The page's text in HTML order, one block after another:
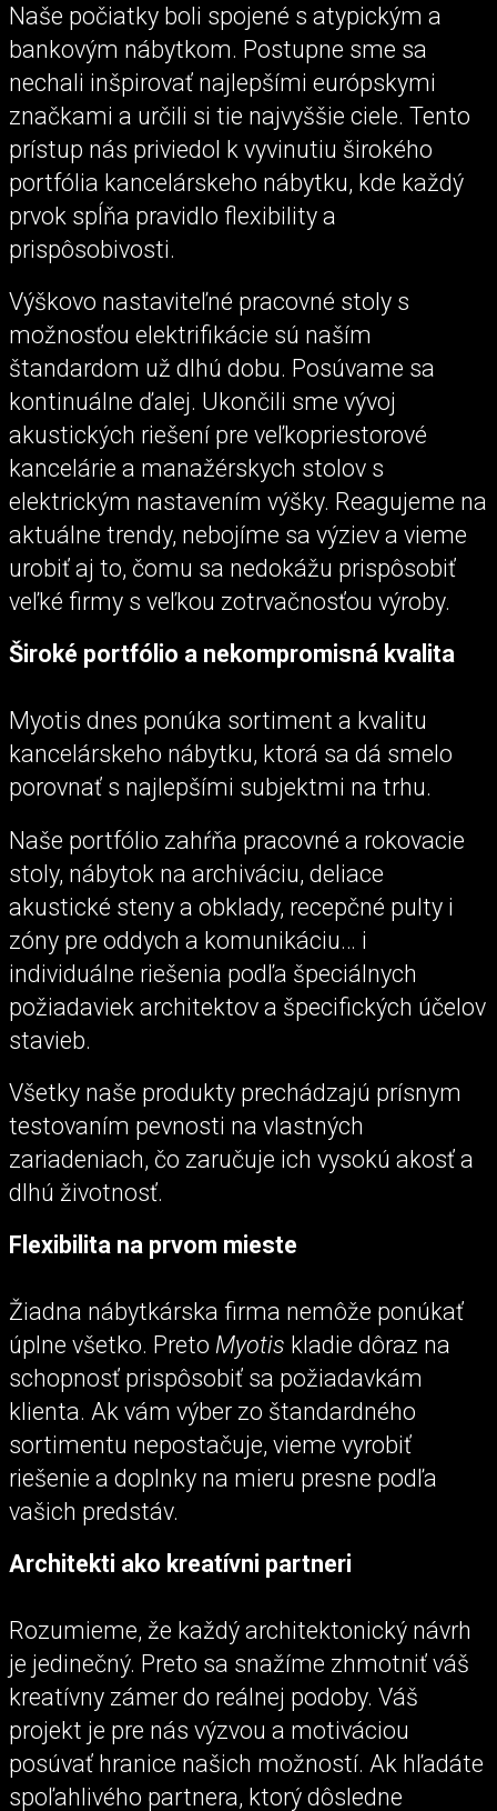
Naše počiatky boli spojené s atypickým a
bankovým nábytkom. Postupne sme sa
nechali inšpirovať najlepšími európskymi
značkami a určili si tie najvyššie ciele. Tento
prístup nás priviedol k vyvinutiu širokého
portfólia kancelárskeho nábytku, kde každý
prvok spĺňa pravidlo flexibility a
prispôsobivosti.
Výškovo nastaviteľné pracovné stoly s
možnosťou elektrifikácie sú naším
štandardom už dlhú dobu. Posúvame sa
kontinuálne ďalej. Ukončili sme vývoj
akustických riešení pre veľkopriestorové
kancelárie a manažérskych stolov s
elektrickým nastavením výšky. Reagujeme na
aktuálne trendy, nebojíme sa výziev a vieme
urobiť aj to, čomu sa nedokážu prispôsobiť
veľké firmy s veľkou zotrvačnosťou výroby.
Široké portfólio a nekompromisná kvalita
Myotis dnes ponúka sortiment a kvalitu
kancelárskeho nábytku, ktorá sa dá smelo
porovnať s najlepšími subjektmi na trhu.
Naše portfólio zahŕňa pracovné a rokovacie
stoly, nábytok na archiváciu, deliace
akustické steny a obklady, recepčné pulty i
zóny pre oddych a komunikáciu… i
individuálne riešenia podľa špeciálnych
požiadaviek architektov a špecifických účelov
stavieb.
Všetky naše produkty prechádzajú prísnym
testovaním pevnosti na vlastných
zariadeniach, čo zaručuje ich vysokú akosť a
dlhú životnosť.
Flexibilita na prvom mieste
Žiadna nábytkárska firma nemôže ponúkať
úplne všetko. Preto Myotis kladie dôraz na
schopnosť prispôsobiť sa požiadavkám
klienta. Ak vám výber zo štandardného
sortimentu nepostačuje, vieme vyrobiť
riešenie a doplnky na mieru presne podľa
vašich predstáv.
Architekti ako kreatívni partneri
Rozumieme, že každý architektonický návrh
je jedinečný. Preto sa snažíme zhmotniť váš
kreatívny zámer do reálnej podoby. Váš
projekt je pre nás výzvou a motiváciou
posúvať hranice našich možností. Ak hľadáte
spoľahlivého partnera, ktorý dôsledne